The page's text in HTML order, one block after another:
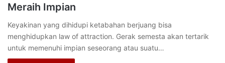
Meraih Impian
Keyakinan yang dihidupi ketabahan berjuang bisa
menghidupkan law of attraction. Gerak semesta akan tertarik
untuk memenuhi impian seseorang atau suatu…